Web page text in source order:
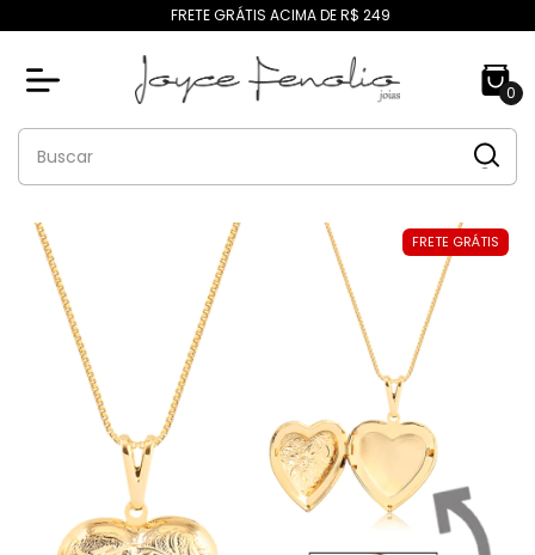
FRETE GRÁTIS ACIMA DE R$ 249
0
FRETE GRÁTIS